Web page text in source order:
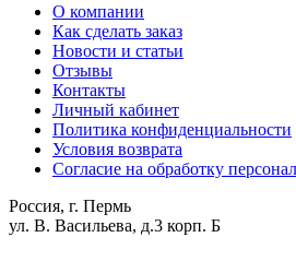
О компании
Как сделать заказ
Новости и статьи
Отзывы
Контакты
Личный кабинет
Политика конфиденциальности
Условия возврата
Согласие на обработку
Россия, г. Пермь
ул. В. Васильева, д.3 корп. Б